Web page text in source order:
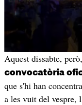
Aquest dissabte, però,
convocatòria
que s'hi han
a les vuit del vespre,